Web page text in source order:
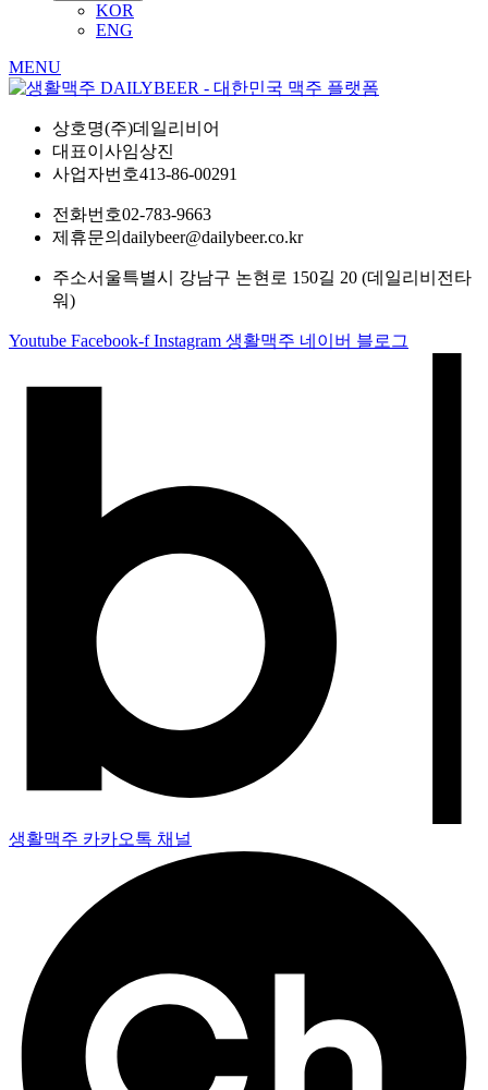
KOR
ENG
MENU
상호명(주)데일리비어
대표이사임상진
사업자번호413-86-00291
전화번호02-783-9663
제휴문의 dailybeer@dailybeer.co.kr
주소서울특별시 강남구 논현로 150길 20 (데일리비전타
워)
Youtube Facebook-f Instagram 생활맥주 네이버 블로그
생활맥주 카카오톡 채널